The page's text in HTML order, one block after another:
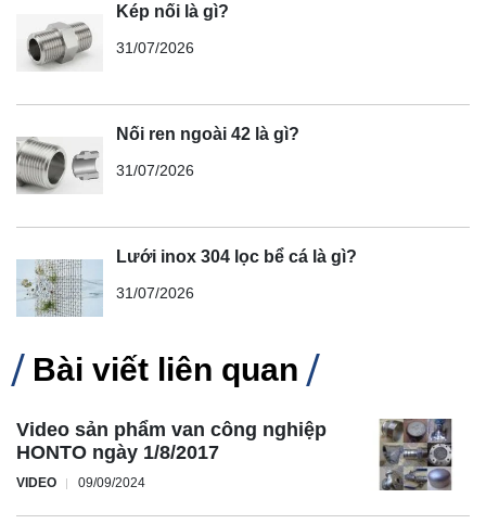
Kép nối là gì?
31/07/2026
Nối ren ngoài 42 là gì?
31/07/2026
Lưới inox 304 lọc bể cá là gì?
31/07/2026
Bài viết liên quan
Video sản phẩm van công nghiệp
HONTO ngày 1/8/2017
VIDEO 09/09/2024